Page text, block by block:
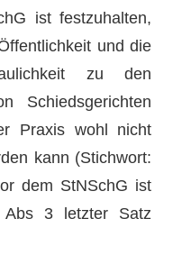
ist festzuhalten,
und die
zu den
Schiedsgerichten
Praxis wohl nicht
kann (Stichwort:
dem StNSchG ist
3 letzter Satz